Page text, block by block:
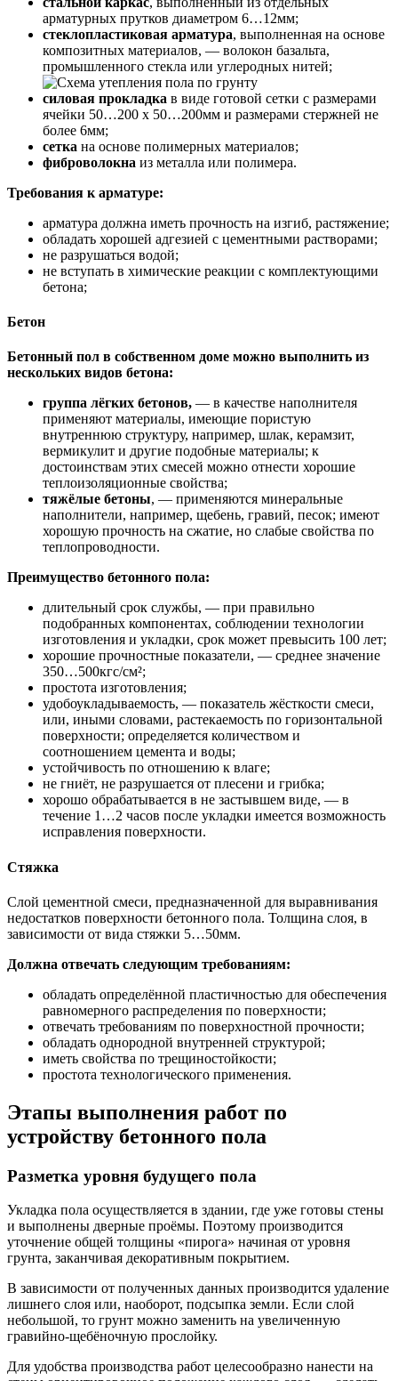
арматурных прутков диаметром 6…12мм;
стеклопластиковая арматура, выполненная на основе
композитных материалов, — волокон базальта,
промышленного стекла или углеродных нитей;
силовая прокладка в виде готовой сетки с размерами
ячейки 50…200 х 50…200мм и размерами стержней не
более 6мм;
сетка на основе полимерных материалов;
фиброволокна из металла или полимера.
Требования к арматуре:
арматура должна иметь прочность на изгиб, растяжение;
обладать хорошей адгезией с цементными растворами;
не разрушаться водой;
не вступать в химические реакции с комплектующими
бетона;
Бетон
Бетонный пол в собственном доме можно выполнить из
нескольких видов бетона:
группа лёгких бетонов, — в качестве наполнителя
применяют материалы, имеющие пористую
внутреннюю структуру, например, шлак, керамзит,
вермикулит и другие подобные материалы; к
достоинствам этих смесей можно отнести хорошие
теплоизоляционные свойства;
тяжёлые бетоны, — применяются минеральные
наполнители, например, щебень, гравий, песок; имеют
хорошую прочность на сжатие, но слабые свойства по
теплопроводности.
Преимущество бетонного пола:
длительный срок службы, — при правильно
подобранных компонентах, соблюдении технологии
изготовления и укладки, срок может превысить 100 лет;
хорошие прочностные показатели, — среднее значение
350…500кгс/см²;
простота изготовления;
удобоукладываемость, — показатель жёсткости смеси,
или, иными словами, растекаемость по горизонтальной
поверхности; определяется количеством и
соотношением цемента и воды;
устойчивость по отношению к влаге;
не гниёт, не разрушается от плесени и грибка;
хорошо обрабатывается в не застывшем виде, — в
течение 1…2 часов после укладки имеется возможность
исправления поверхности.
Стяжка
Слой цементной смеси, предназначенной для выравнивания
недостатков поверхности бетонного пола. Толщина слоя, в
зависимости от вида стяжки 5…50мм.
Должна отвечать следующим требованиям:
обладать определённой пластичностью для обеспечения
равномерного распределения по поверхности;
отвечать требованиям по поверхностной прочности;
обладать однородной внутренней структурой;
иметь свойства по трещиностойкости;
простота технологического применения.
Этапы выполнения работ по
устройству бетонного пола
Разметка уровня будущего пола
Укладка пола осуществляется в здании, где уже готовы стены
и выполнены дверные проёмы. Поэтому производится
уточнение общей толщины «пирога» начиная от уровня
грунта, заканчивая декоративным покрытием.
В зависимости от полученных данных производится удаление
лишнего слоя или, наоборот, подсыпка земли. Если слой
небольшой, то грунт можно заменить на увеличенную
гравийно-щебёночную прослойку.
Для удобства производства работ целесообразно нанести на